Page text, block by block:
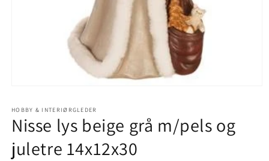
1
modal
HOBBY & INTERIØRGLEDER
Nisse lys beige grå m/pels og
juletre 14x12x30